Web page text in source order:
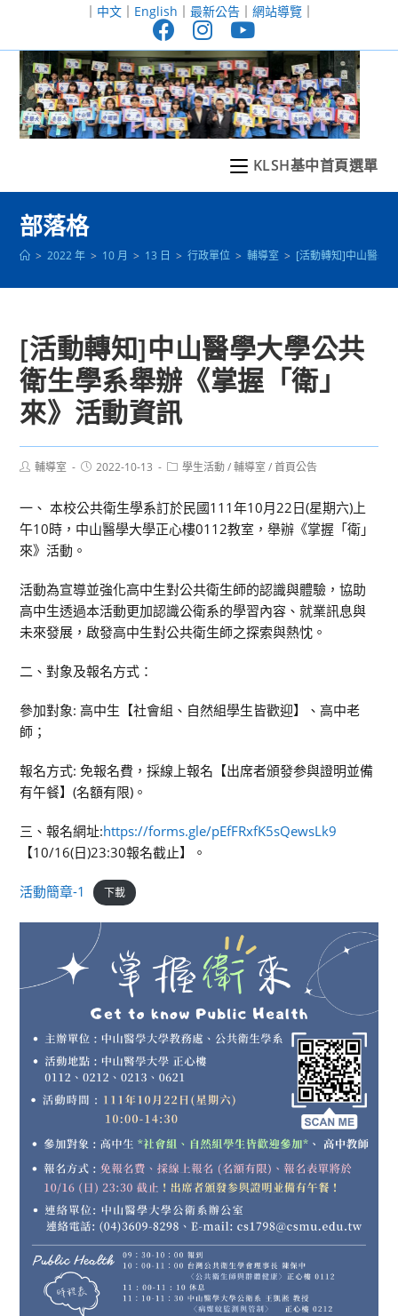
至
｜ 中文｜ English ｜ 最新公告｜ 網站導覽｜
KLSH基中首頁選單
部落格
> 2022 年 > 10 月 > 13 日 > 行政單位 > 輔導室 > [活動轉知]中山醫學
[活動轉知]中山醫學大學公共
衛生學系舉辦《掌握「衛」
來》活動資訊
Post輔導室
Post2022-10-13
Post學生活動 / 輔導室 / 首頁公告
一、 本校公共衛生學系訂於民國111年10月22日(星期六)上
午10時，中山醫學大學正心樓0112教室，舉辦《掌握「衛」
來》活動。
活動為宣導並強化高中生對公共衛生師的認識與體驗，協助
高中生透過本活動更加認識公衛系的學習內容、就業訊息與
未來發展，啟發高中生對公共衛生師之探索與熱忱。
二、對象及報名方式：
參加對象: 高中生【社會組、自然組學生皆歡迎】、高中老
師；
報名方式: 免報名費，採線上報名【出席者頒發参與證明並備
有午餐】(名額有限)。
三、報名網址:https://forms.gle/pEfFRxfK5sQewsLk9
【10/16(日)23:30報名截止】。
活動簡章-1 下載